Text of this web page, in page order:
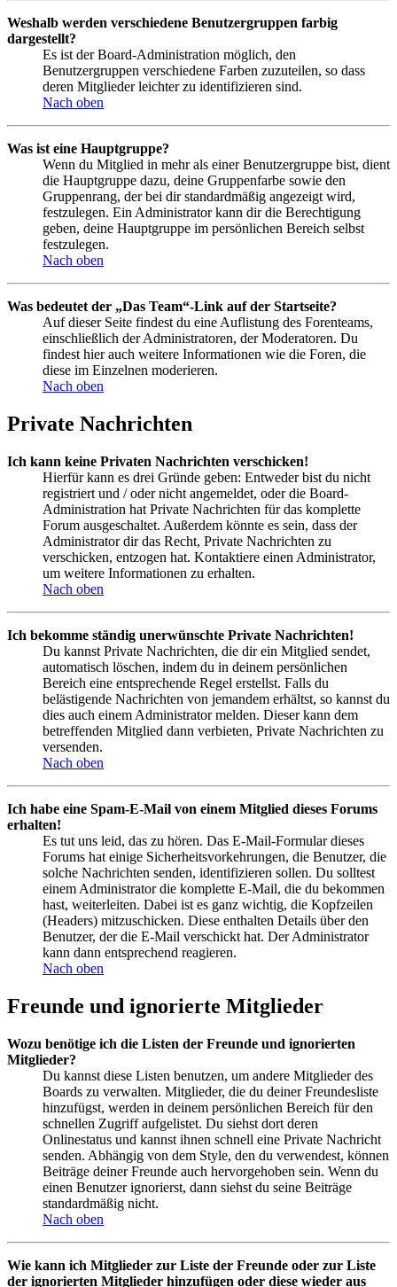
Weshalb werden verschiedene Benutzergruppen farbig
dargestellt?
Es ist der Board-Administration möglich, den
Benutzergruppen verschiedene Farben zuzuteilen, so dass
deren Mitglieder leichter zu identifizieren sind.
Nach oben
Was ist eine Hauptgruppe?
Wenn du Mitglied in mehr als einer Benutzergruppe bist, dient
die Hauptgruppe dazu, deine Gruppenfarbe sowie den
Gruppenrang, der bei dir standardmäßig angezeigt wird,
festzulegen. Ein Administrator kann dir die Berechtigung
geben, deine Hauptgruppe im persönlichen Bereich selbst
festzulegen.
Nach oben
Was bedeutet der „Das Team“-Link auf der Startseite?
Auf dieser Seite findest du eine Auflistung des Forenteams,
einschließlich der Administratoren, der Moderatoren. Du
findest hier auch weitere Informationen wie die Foren, die
diese im Einzelnen moderieren.
Nach oben
Private Nachrichten
Ich kann keine Privaten Nachrichten verschicken!
Hierfür kann es drei Gründe geben: Entweder bist du nicht
registriert und / oder nicht angemeldet, oder die Board-
Administration hat Private Nachrichten für das komplette
Forum ausgeschaltet. Außerdem könnte es sein, dass der
Administrator dir das Recht, Private Nachrichten zu
verschicken, entzogen hat. Kontaktiere einen Administrator,
um weitere Informationen zu erhalten.
Nach oben
Ich bekomme ständig unerwünschte Private Nachrichten!
Du kannst Private Nachrichten, die dir ein Mitglied sendet,
automatisch löschen, indem du in deinem persönlichen
Bereich eine entsprechende Regel erstellst. Falls du
belästigende Nachrichten von jemandem erhältst, so kannst du
dies auch einem Administrator melden. Dieser kann dem
betreffenden Mitglied dann verbieten, Private Nachrichten zu
versenden.
Nach oben
Ich habe eine Spam-E-Mail von einem Mitglied dieses Forums
erhalten!
Es tut uns leid, das zu hören. Das E-Mail-Formular dieses
Forums hat einige Sicherheitsvorkehrungen, die Benutzer, die
solche Nachrichten senden, identifizieren sollen. Du solltest
einem Administrator die komplette E-Mail, die du bekommen
hast, weiterleiten. Dabei ist es ganz wichtig, die Kopfzeilen
(Headers) mitzuschicken. Diese enthalten Details über den
Benutzer, der die E-Mail verschickt hat. Der Administrator
kann dann entsprechend reagieren.
Nach oben
Freunde und ignorierte Mitglieder
Wozu benötige ich die Listen der Freunde und ignorierten
Mitglieder?
Du kannst diese Listen benutzen, um andere Mitglieder des
Boards zu verwalten. Mitglieder, die du deiner Freundesliste
hinzufügst, werden in deinem persönlichen Bereich für den
schnellen Zugriff aufgelistet. Du siehst dort deren
Onlinestatus und kannst ihnen schnell eine Private Nachricht
senden. Abhängig von dem Style, den du verwendest, können
Beiträge deiner Freunde auch hervorgehoben sein. Wenn du
einen Benutzer ignorierst, dann siehst du seine Beiträge
standardmäßig nicht.
Nach oben
Wie kann ich Mitglieder zur Liste der Freunde oder zur Liste
der ignorierten Mitglieder hinzufügen oder diese wieder aus